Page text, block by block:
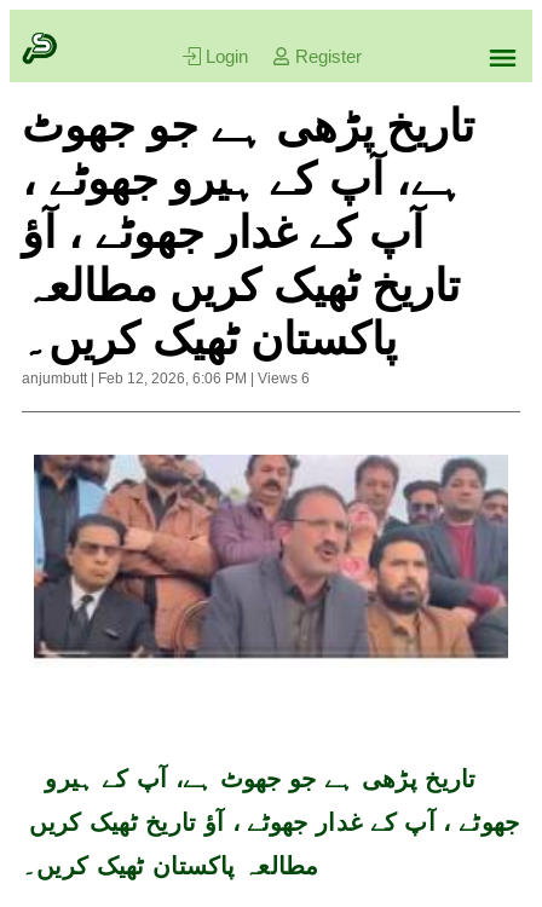
Login Register
تاریخ پڑھی ہے جو جھوٹ
ہے، آپ کے ہیرو جھوٹے ،
آپ کے غدار جھوٹے ، آؤ
تاریخ ٹھیک کریں مطالعہ
پاکستان ٹھیک کریں۔
anjumbutt| Feb 12, 2026, 6:06 PM Views 6
مطالعہ پاکستان ٹھیک کریں۔